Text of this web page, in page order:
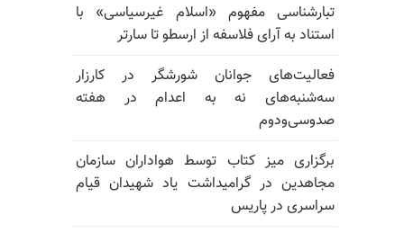
تبارشناسی مفهوم «اسلام غیرسیاسی» با
استناد به آرای فلاسفه از ارسطو تا سارتر
فعالیت‌های جوانان شورشگر در کارزار
سه‌شنبه‌های نه به اعدام در هفته
صدوسی‌و‌دوم
برگزاری میز کتاب توسط هواداران سازمان
مجاهدین در گرامیداشت یاد شهیدان قیام
سراسری در پاریس